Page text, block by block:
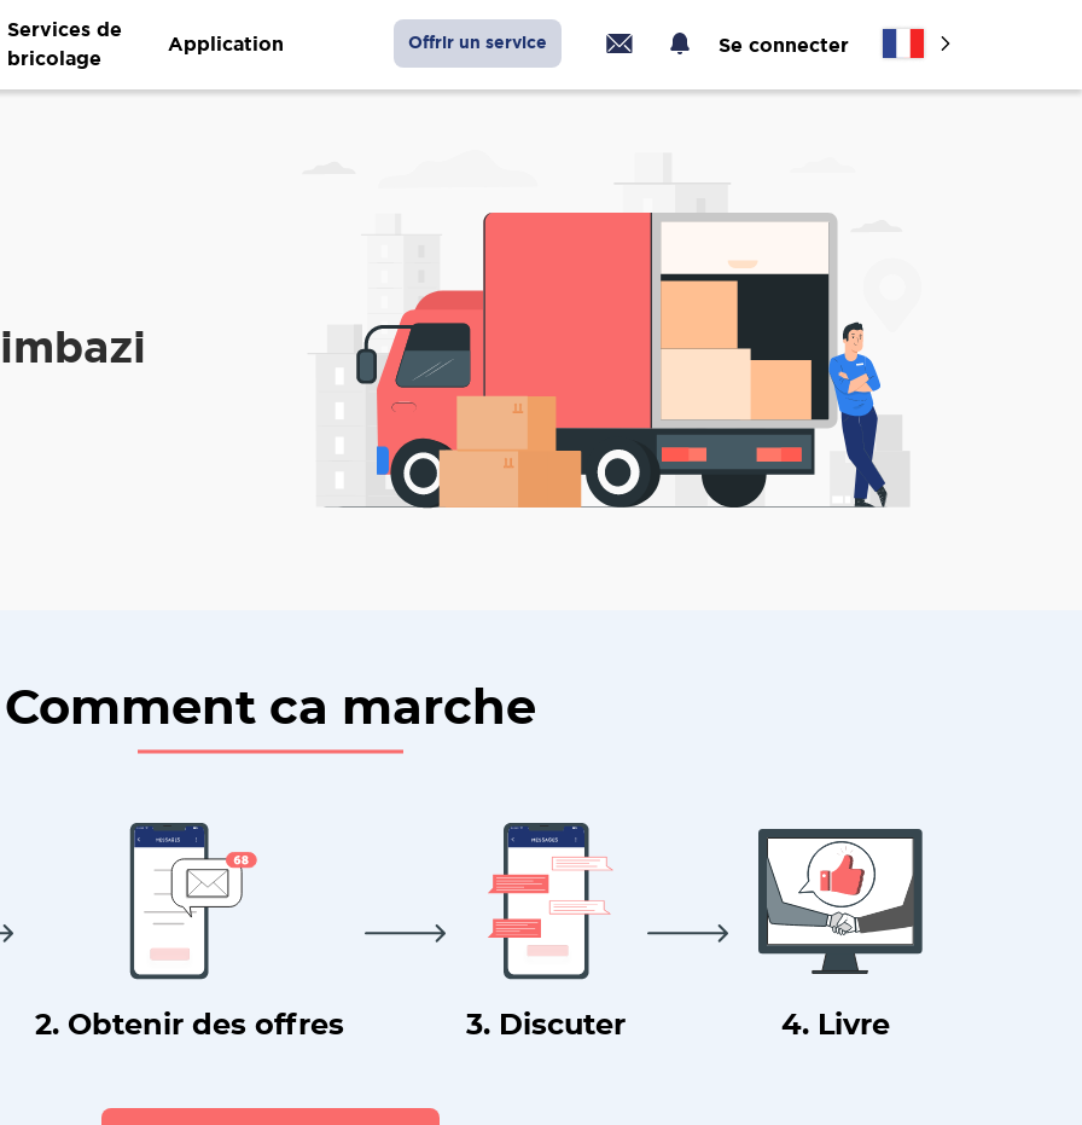
Services de
bricolage
Application Offrir un service Se connecter
Comment ca marche
2. Obtenir des offres 3. Discuter 4. Livre